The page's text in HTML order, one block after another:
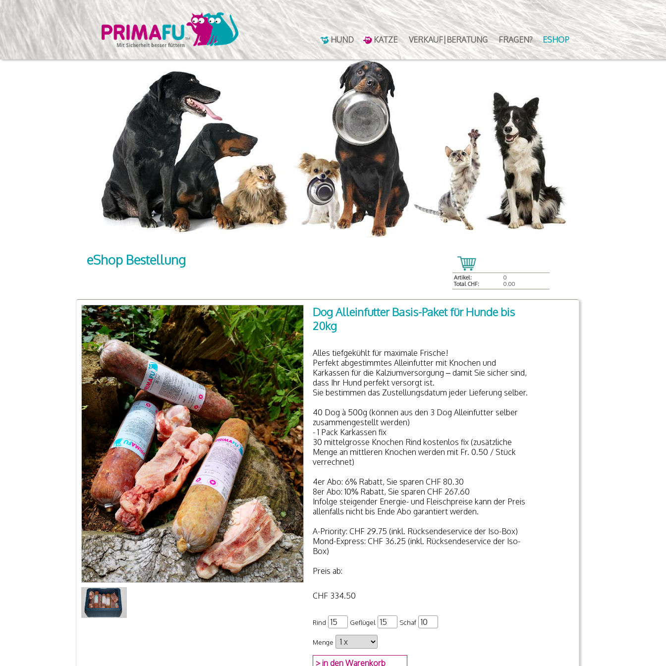
HUND KATZE VERKAUF|BERATUNG FRAGEN? ESHOP
eShop Bestellung
Artikel:
0
Total CHF:
0.00
Dog Alleinfutter Basis-Paket für Hunde bis
20kg
Alles tiefgekühlt für maximale Frische!
Perfekt abgestimmtes Alleinfutter mit Knochen und
Karkassen für die Kalziumversorgung – damit Sie sicher sind,
dass Ihr Hund perfekt versorgt ist.
Sie bestimmen das Zustellungsdatum jeder Lieferung selber.
40 Dog à 500g (können aus den 3 Dog Alleinfutter selber
zusammengestellt werden)
- 1 Pack Karkassen fix
30 mittelgrosse Knochen Rind kostenlos fix (zusätzliche
Menge an mittleren Knochen werden mit Fr. 0.50 / Stück
verrechnet)
4er Abo: 6% Rabatt, Sie sparen CHF 80.30
8er Abo: 10% Rabatt, Sie sparen CHF 267.60
Infolge steigender Energie- und Fleischpreise kann der Preis
allenfalls nicht bis Ende Abo garantiert werden.
A-Priority: CHF 29.75 (inkl. Rücksendeservice der Iso-Box)
Mond-Express: CHF 36.25 (inkl. Rücksendeservice der Iso-
Box)
Preis ab:
CHF 334.50
Rind Geflügel Schaf
Menge
> in den Warenkorb